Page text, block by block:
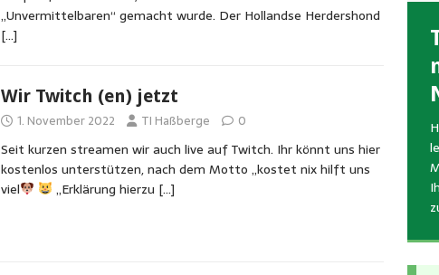
„Unvermittelbaren“ gemacht wurde. Der Hollandse Herdershond
[…]
Wir Twitch (en) jetzt
1. November 2022 TI Haßberge 0
Seit kurzen streamen wir auch live auf Twitch. Ihr könnt uns hier
kostenlos unterstützen, nach dem Motto „kostet nix hilft uns
viel
„Erklärung hierzu […]